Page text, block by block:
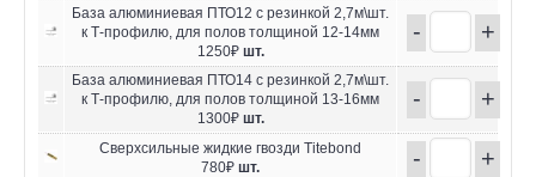
База алюминиевая ПТО12 с резинкой 2,7м\шт.
к Т-профилю, для полов толщиной 12-14мм
1250₽ шт.
- +
База алюминиевая ПТО14 с резинкой 2,7м\шт.
к Т-профилю, для полов толщиной 13-16мм
1300₽ шт.
- +
Сверхсильные жидкие гвозди Titebond
780₽ шт. - +